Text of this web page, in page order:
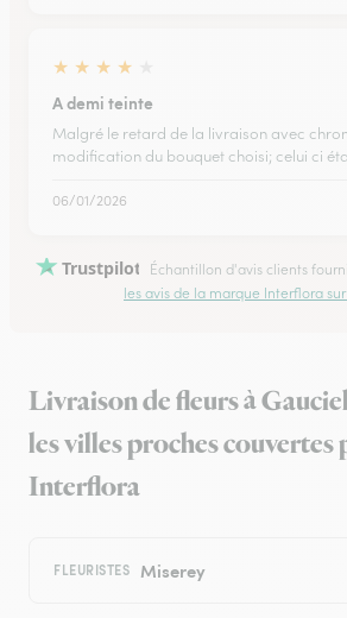
★ ★ ★ ★
A demi teinte
Malgré le retard de la livraison avec
modification du bouquet choisi; celui ci
06/01/2026
Trustpilot Échantillon d'avis clients
les avis de la marque Interflora
Livraison de fleurs à
les villes proches couvertes
Interflora
FLEURISTES Miserey